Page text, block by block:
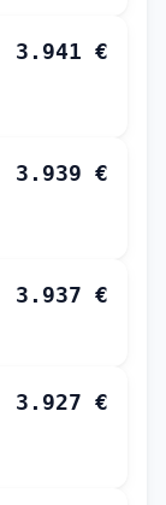
3.941 €
3.939 €
3.937 €
3.927 €